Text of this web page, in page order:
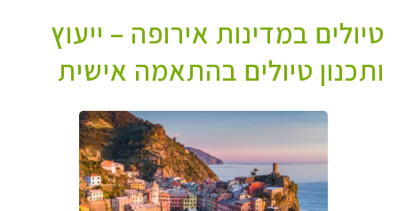
טיולים במדינות אירופה – ייעוץ
ותכנון טיולים בהתאמה אישית